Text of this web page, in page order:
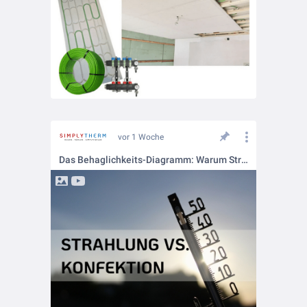
vor 1 Woche
Das Behaglichkeits-Diagramm: Warum Strahlungswärme die Bauphysik revolutioniert